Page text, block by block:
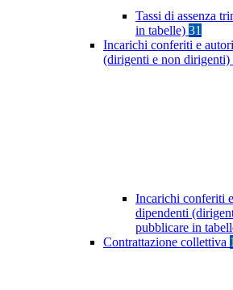
Tassi di assenza
in tabelle) 31
Incarichi conferiti e
(dirigenti e non dirigenti)
Incarichi conferiti
dipendenti
pubblicare in
Contrattazione collettiva 1